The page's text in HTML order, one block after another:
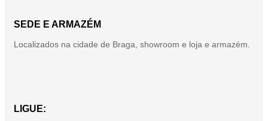
SEDE E ARMAZÉM
Localizados na cidade de Braga, showroom e loja e armazém.
LIGUE: